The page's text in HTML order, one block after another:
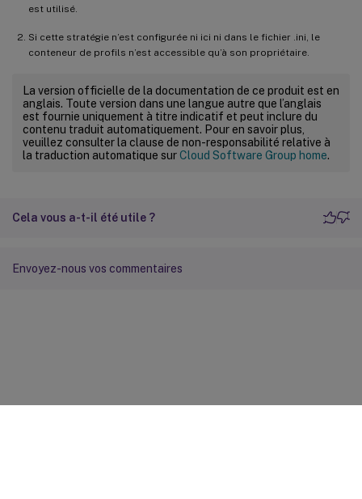
est utilisé.
Si cette stratégie n’est configurée ni ici ni dans le fichier .ini, le
conteneur de profils n’est accessible qu’à son propriétaire.
La version officielle de la documentation de ce produit est en
anglais. Toute version dans une langue autre que l’anglais
est fournie uniquement à titre indicatif et peut inclure du
contenu traduit automatiquement. Pour en savoir plus,
veuillez consulter la clause de non-responsabilité relative à
la traduction automatique surCloud Software Group home.
Cela vous a-t-il été utile ?
Envoyez-nous vos commentaires